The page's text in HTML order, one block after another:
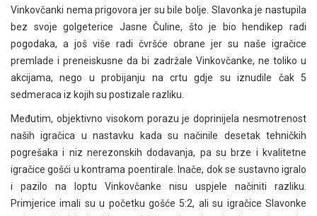
Vinkovčanki nema prigovora jer su bile bolje. Slavonka je nastupila
bez svoje golgeterice Jasne Čuline, što je bio hendikep radi
pogodaka, a još više radi čvršće obrane jer su naše igračice
premlade i preneiskusne da bi zadržale Vinkovčanke, ne toliko u
akcijama, nego u probijanju na crtu gdje su iznudile čak 5
sedmeraca iz kojih su postizale razliku.
Međutim, objektivno visokom porazu je doprinijela nesmotrenost
naših igračica u nastavku kada su načinile desetak tehničkih
pogrešaka i niz nerezonskih dodavanja, pa su brze i kvalitetne
igračice gošći u kontrama poentirale. Inače, dok se sustavno igralo
i pazilo na loptu Vinkovčanke nisu uspjele načiniti razliku.
Primjerice imali su u početku gošće 5:2, ali su igračice Slavonke